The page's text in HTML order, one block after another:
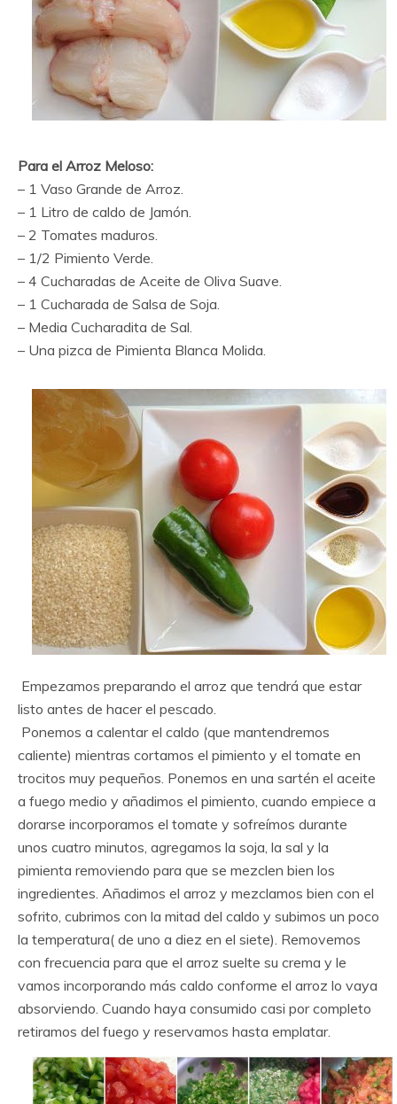
Para el Arroz Meloso:
– 1 Vaso Grande de Arroz.
– 1 Litro de caldo de Jamón.
– 2 Tomates maduros.
– 1/2 Pimiento Verde.
– 4 Cucharadas de Aceite de Oliva Suave.
– 1 Cucharada de Salsa de Soja.
– Media Cucharadita de Sal.
– Una pizca de Pimienta Blanca Molida.
Empezamos preparando el arroz que tendrá que estar
listo antes de hacer el pescado.
Ponemos a calentar el caldo (que mantendremos
caliente) mientras cortamos el pimiento y el tomate en
trocitos muy pequeños. Ponemos en una sartén el aceite
a fuego medio y añadimos el pimiento, cuando empiece a
dorarse incorporamos el tomate y sofreímos durante
unos cuatro minutos, agregamos la soja, la sal y la
pimienta removiendo para que se mezclen bien los
ingredientes. Añadimos el arroz y mezclamos bien con el
sofrito, cubrimos con la mitad del caldo y subimos un poco
la temperatura( de uno a diez en el siete). Removemos
con frecuencia para que el arroz suelte su crema y le
vamos incorporando más caldo conforme el arroz lo vaya
absorviendo. Cuando haya consumido casi por completo
retiramos del fuego y reservamos hasta emplatar.